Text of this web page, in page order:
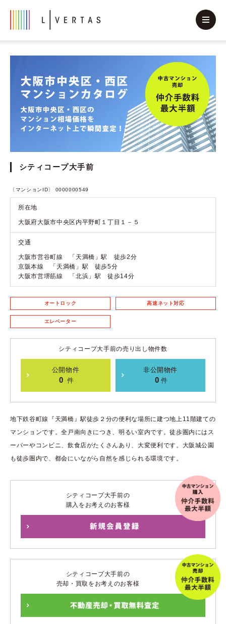
シティコープ大手前
〔マンションID〕 0000000549
所在地
大阪府大阪市中央区内平野町１丁目１－５
交通
大阪市営谷町線 「天満橋」駅 徒歩2分
京阪本線 「天満橋」駅 徒歩5分
大阪市営堺筋線 「北浜」駅 徒歩14分
オートロック 高速ネット対応
エレベーター
シティコープ大手前の売り出し物件数
公開物件
0 件
非公開物件
0 件
地下鉄谷町線『天満橋』駅徒歩２分の便利な場所に建つ地上11階建ての
マンションです。全戸南向きにつき、明るい室内です。徒歩圏内にはス
ーパーやコンビニ、飲食店がたくさんあり、大変便利です。大阪城公園
も徒歩圏内で、都会にいながら自然を感じられる環境です。
シティコープ大手前の
購入をお考えのお客様
シティコープ大手前の
売却・買取をお考えのお客様